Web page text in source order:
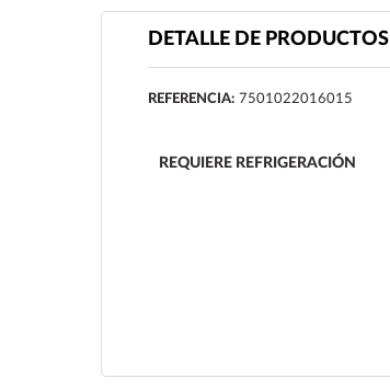
DETALLE DE PRODUCTOS
REFERENCIA: 7501022016015
REQUIERE REFRIGERACIÓN